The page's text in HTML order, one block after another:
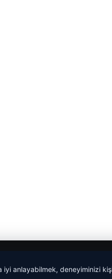
iyi anlayabilmek, deneyiminizi